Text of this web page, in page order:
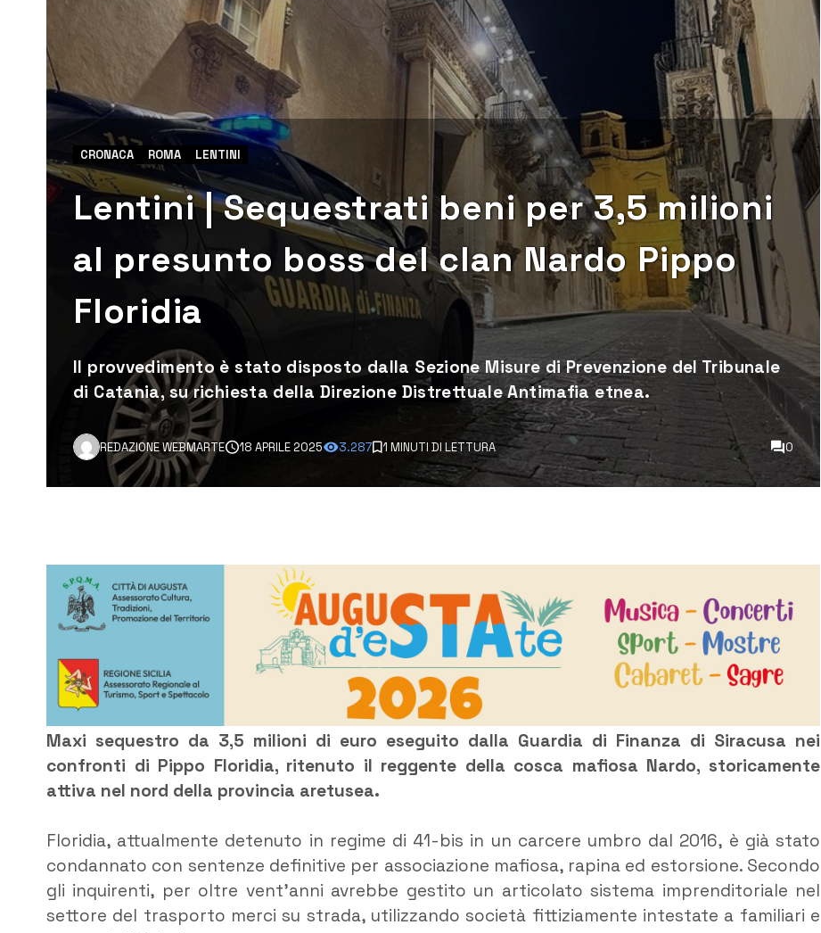
CRONACA ROMA LENTINI
Lentini | Sequestrati beni per 3,5 milioni
al presunto boss del clan Nardo Pippo
Floridia
Il provvedimento è stato disposto dalla Sezione Misure di Prevenzione del Tribunale
di Catania, su richiesta della Direzione Distrettuale Antimafia etnea.
REDAZIONE WEBMARTE 18 APRILE 2025 3.287 1 MINUTI DI LETTURA 0
Maxi sequestro da 3,5 milioni di euro eseguito dalla Guardia di Finanza di Siracusa nei
confronti di Pippo Floridia, ritenuto il reggente della cosca mafiosa Nardo, storicamente
attiva nel nord della provincia aretusea.
Floridia, attualmente detenuto in regime di 41-bis in un carcere umbro dal 2016, è già stato
condannato con sentenze definitive per associazione mafiosa, rapina ed estorsione. Secondo
gli inquirenti, per oltre vent’anni avrebbe gestito un articolato sistema imprenditoriale nel
settore del trasporto merci su strada, utilizzando società fittiziamente intestate a familiari e